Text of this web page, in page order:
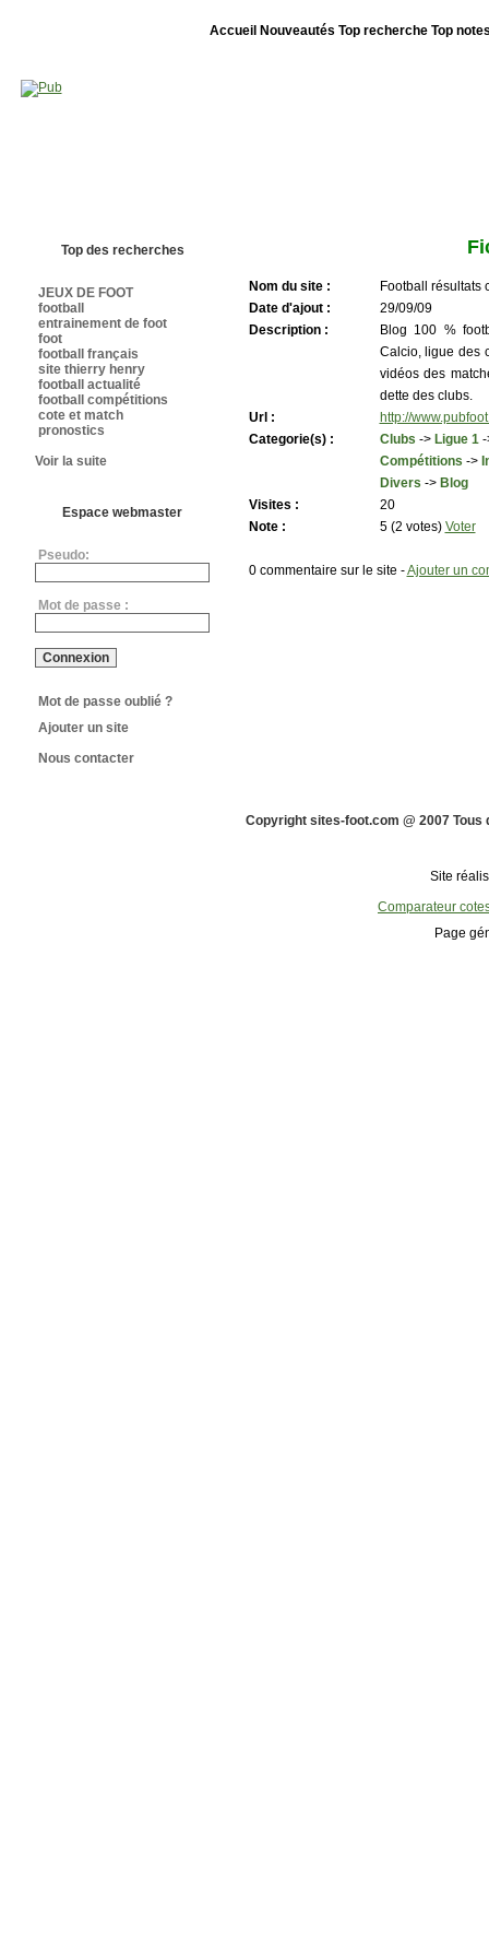
Accueil Nouveautés Top recherche Top
Top des recherches
JEUX DE FOOT
football
entrainement de foot
foot
football français
site thierry henry
football actualité
football compétitions
cote et match
pronostics
Voir la suite
Espace webmaster
Pseudo:
Mot de passe :
Mot de passe oublié ?
Ajouter un site
Nous contacter
Nom du site :
Football résultats
Date d'ajout :
29/09/09
Description :
Blog 100 %
Calcio, ligue des
vidéos des
dette des clubs.
Url :
http://
Categorie(s) :
Clubs -> Ligue 1-
Compétitions ->
Divers -> Blog
Visites :
20
Note :
5 (2 votes) Voter
0 commentaire sur le site -Ajouter un
Copyright sites-foot.com @ 2007
Site
Comparateur
Page